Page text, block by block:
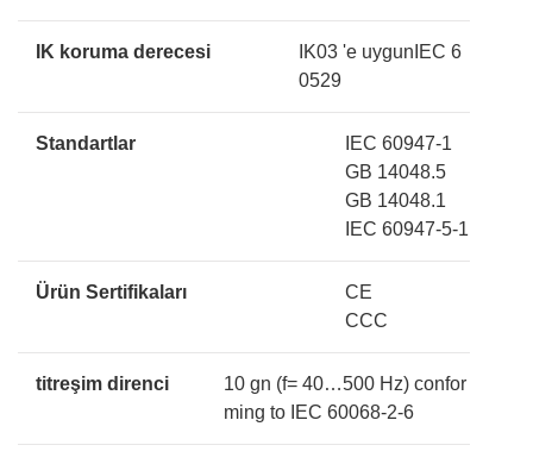
IK koruma derecesi
IK03 'e uygunIEC 6
0529
Standartlar
IEC 60947-1
GB 14048.5
GB 14048.1
IEC 60947-5-1
Ürün Sertifikaları
CE
CCC
titreşim direnci
10 gn (f= 40…500 Hz) confor
ming to IEC 60068-2-6